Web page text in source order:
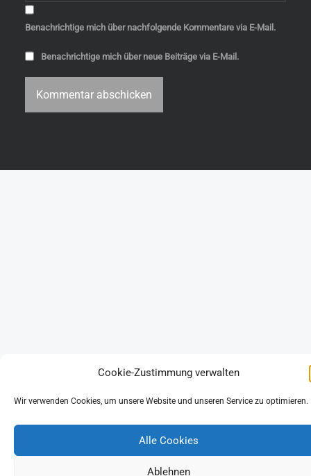
Cookie-Zustimmung verwalten
Wir verwenden Cookies, um unsere Website und unseren Service zu optimieren.
Alle Cookies
Ablehnen
Benachrichtige mich über nachfolgende Kommentare via E-Mail.
Benachrichtige mich über neue Beiträge via E-Mail.